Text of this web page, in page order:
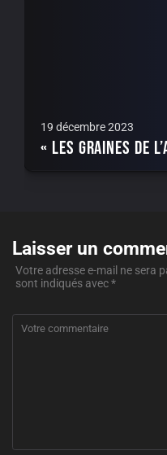
19 décembre 2023
« Les Graines de
Laisser un
Votre adresse e-mail ne sera
sont indiqués avec*